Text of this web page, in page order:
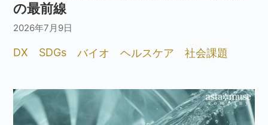
の最前線
2026年7月9日
DX SDGs バイオ ヘルスケア 社会課題